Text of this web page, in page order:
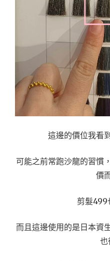
這邊的價位我看
可能之前常跑沙龍的習慣
價
剪髮499
而且這邊使用的是日本資
也